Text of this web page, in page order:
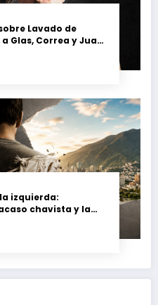
Lavado de
Glas, Correa y Juan
izquierda:
chavista y la